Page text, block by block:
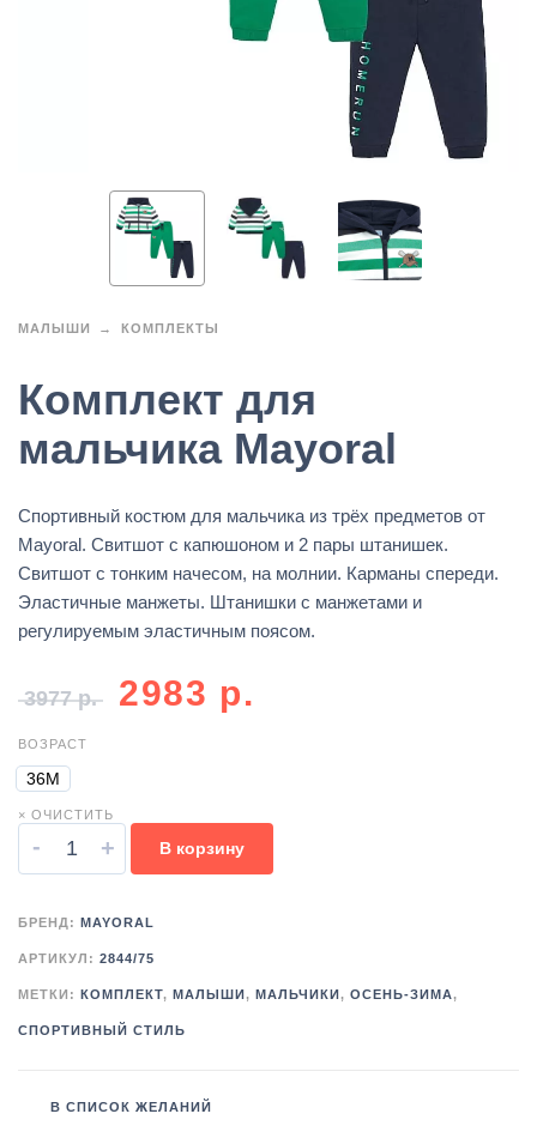
МАЛЫШИ КОМПЛЕКТЫ
Комплект для
мальчика Mayoral
Спортивный костюм для мальчика из трёх предметов от
Mayoral. Свитшот с капюшоном и 2 пары штанишек.
Свитшот с тонким начесом, на молнии. Карманы спереди.
Эластичные манжеты. Штанишки с манжетами и
регулируемым эластичным поясом.
3977р. 2983 р.
ВОЗРАСТ
36М
× ОЧИСТИТЬ
- + В корзину
БРЕНД: MAYORAL
АРТИКУЛ: 2844/75
МЕТКИ: КОМПЛЕКТ, МАЛЫШИ , МАЛЬЧИКИ , ОСЕНЬ-ЗИМА,
СПОРТИВНЫЙ СТИЛЬ
В СПИСОК ЖЕЛАНИЙ